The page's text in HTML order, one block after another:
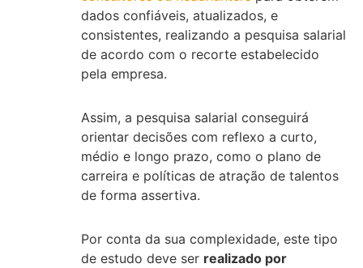
dados confiáveis, atualizados, e
consistentes, realizando a pesquisa salarial
de acordo com o recorte estabelecido
pela empresa.
Assim, a pesquisa salarial conseguirá
orientar decisões com reflexo a curto,
médio e longo prazo, como o plano de
carreira e políticas de atração de talentos
de forma assertiva.
Por conta da sua complexidade, este tipo
de estudo deve ser realizado por